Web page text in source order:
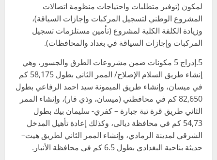
لمكون (توفير متطلبات واحتياجات منظومة اتصالات
المشروع الوطني لتسجيل المركبات وإجازات السياقة)،
وزيادة الكلفة الكلية لمشروع (تأمين مستلزمات تسجيل
المركبات وإجازات السياقة في بغداد والمحافظات).
5.إدراج 5 مكونات ضمن مشروعات الطرق والجسور، وهي
إنشاء طريق السلام الإصلاح/ الممر الثاني بطول 58,175 كم
في ميسان، وإنشاء طريق الميمونة سيد احمد الرفاعي بطول
82,650 كم في محافظتي (ميسان، وذي قار)، وإنشاء الممر
الثاني طريق قرة تبة جبارة – كفري- سليمان بيك بطول
54,73 كم في محافظة ديالى، وكذلك إعادة تأهيل المدخل
الشرقي لمدينة الرمادي، وإنشاء الممر الثاني لطريق هيت–
حديثة بناحية البغدادي بطول 6.5 كم في محافظة الأنبار.